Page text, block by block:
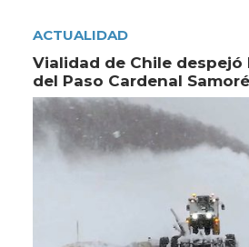
ACTUALIDAD
Vialidad de Chile
del Paso Cardenal Samoré